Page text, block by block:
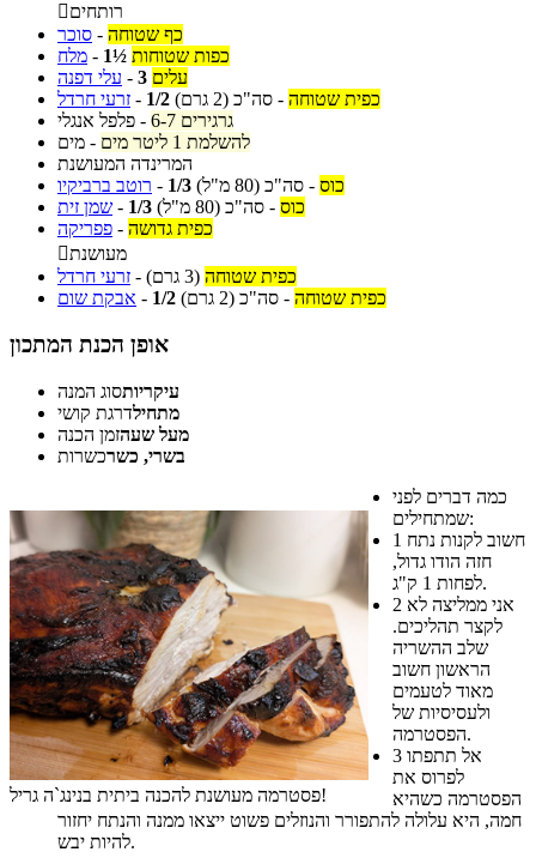
רותחים
סוכר - כף שטוחה
מלח - 1½ כפות שטוחות
עלי דפנה - 3 עלים
זרעי חרדל - 1/2 כפית שטוחה - סה"כ (2 גרם)
פלפל אנגלי -
6-7 גרגירים
מים -
להשלמת 1 ליטר מים
המרינדה המעושנת
רוטב ברביקיו - 1/3 כוס - סה"כ (80 מ"ל)
שמן זית - 1/3 כוס - סה"כ (80 מ"ל)
פפריקה - כפית גדושה
מעושנת
זרעי חרדל - כפית שטוחה (3 גרם)
אבקת שום - 1/2 כפית שטוחה - סה"כ (2 גרם)
אופן הכנת המתכון
עיקריותסוג המנה
מתחילדרגת קושי
מעל שעהזמן הכנה
בשרי, כשרכשרות
פסטרמה מעושנת להכנה ביתית בנינג`ה גריל!
כמה דברים לפני
שמתחילים:
1
חזה הודו גדול,
לפחות 1 ק"ג.
2
לקצר תהליכים.
שלב ההשריה
הראשון חשוב
מאוד לטעמים
ולעסיסיות של
הפסטרמה.
3
לפרוס את
הפסטרמה כשהיא
חמה, היא עלולה להתפורר והנוזלים פשוט ייצאו ממנה והנתח יחזור
להיות יבש.